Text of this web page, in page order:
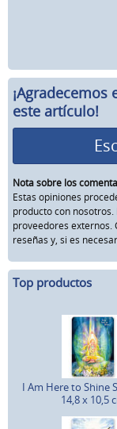
este artículo!
Nota sobre los
Estas opiniones
producto con
proveedores externos.
reseñas y, si es
Top productos
I Am Here to Shine
14,8 x 10,5